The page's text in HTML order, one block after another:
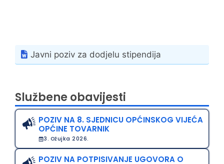
Javni poziv za dodjelu stipendija
Službene obavijesti
POZIV NA 8. SJEDNICU OPĆINSKOG VIJEĆA
OPĆINE TOVARNIK
3. Ožujka 2026.
POZIV NA POTPISIVANJE UGOVORA O